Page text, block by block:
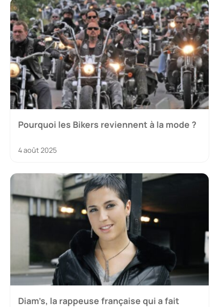
Pourquoi les Bikers reviennent à la mode ?
4 août 2025
Diam’s, la rappeuse française qui a fait